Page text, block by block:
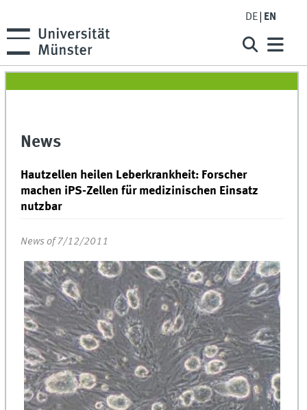
DE EN
News
Hautzellen heilen Leberkrankheit: Forscher
machen iPS-Zellen für medizinischen Einsatz
nutzbar
News of 7/12/2011